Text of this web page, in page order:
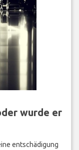
wurde er
entschädigung